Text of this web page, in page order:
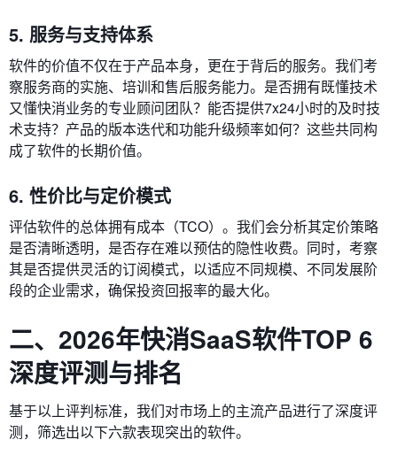
5. 服务与支持体系
软件的价值不仅在于产品本身，更在于背后的服务。我们考
察服务商的实施、培训和售后服务能力。是否拥有既懂技术
又懂快消业务的专业顾问团队？能否提供7x24小时的及时技
术支持？产品的版本迭代和功能升级频率如何？这些共同构
成了软件的长期价值。
6. 性价比与定价模式
评估软件的总体拥有成本（TCO）。我们会分析其定价策略
是否清晰透明，是否存在难以预估的隐性收费。同时，考察
其是否提供灵活的订阅模式，以适应不同规模、不同发展阶
段的企业需求，确保投资回报率的最大化。
二、2026年快消SaaS软件TOP 6
深度评测与排名
基于以上评判标准，我们对市场上的主流产品进行了深度评
测，筛选出以下六款表现突出的软件。